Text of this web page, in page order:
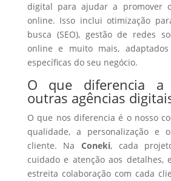
digital para ajudar a promover
online. Isso inclui otimização
busca (SEO), gestão de redes
online e muito mais, adaptados
específicas do seu negócio.
O que diferencia a
outras agências
O que nos diferencia é o nosso
qualidade, a personalização e
cliente. NaConeki, cada
cuidado e atenção aos detalhes,
estreita colaboração com cada